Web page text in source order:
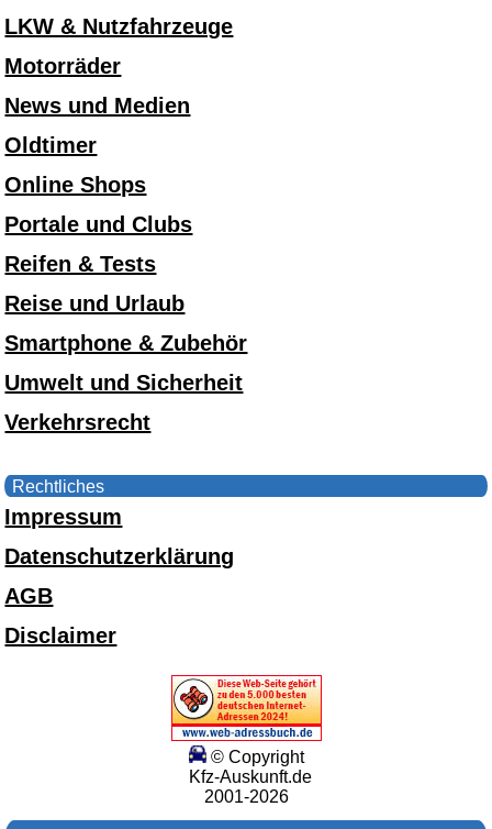
LKW & Nutzfahrzeuge
Motorräder
News und Medien
Oldtimer
Online Shops
Portale und Clubs
Reifen & Tests
Reise und Urlaub
Smartphone & Zubehör
Umwelt und Sicherheit
Verkehrsrecht
Rechtliches
Impressum
Datenschutzerklärung
AGB
Disclaimer
© Copyright
Kfz-Auskunft.de
2001-2026